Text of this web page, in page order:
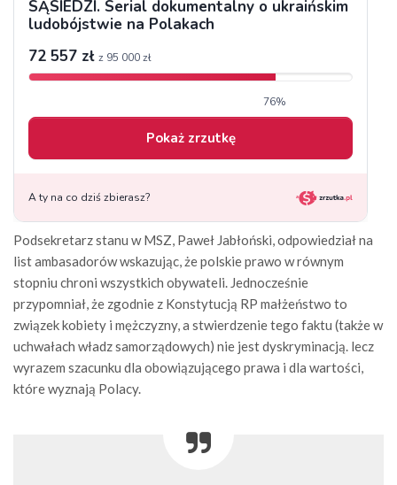
Podsekretarz stanu w MSZ, Paweł Jabłoński, odpowiedział na
list ambasadorów wskazując, że polskie prawo w równym
stopniu chroni wszystkich obywateli. Jednocześnie
przypomniał, że zgodnie z Konstytucją RP małżeństwo to
związek kobiety i mężczyzny, a stwierdzenie tego faktu (także w
uchwałach władz samorządowych) nie jest dyskryminacją. lecz
wyrazem szacunku dla obowiązującego prawa i dla wartości,
które wyznają Polacy.